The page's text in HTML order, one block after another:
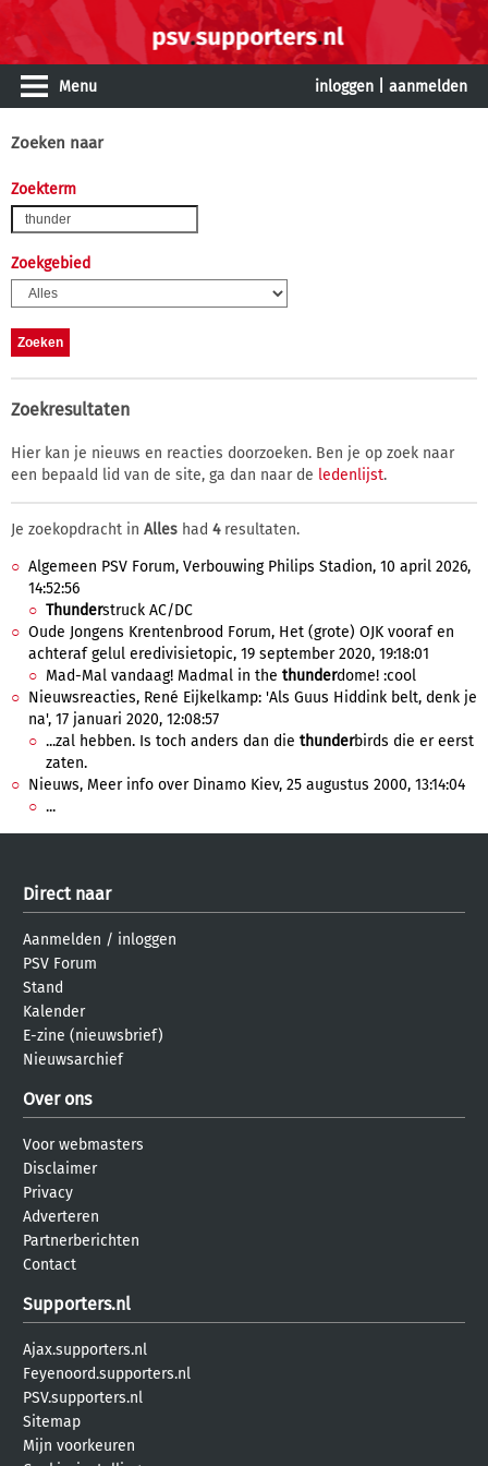
Menu inloggen aanmelden
Zoeken naar
Zoekterm
Zoekgebied
Zoekresultaten
Hier kan je nieuws en reacties doorzoeken. Ben je op zoek naar
een bepaald lid van de site, ga dan naar de ledenlijst.
Je zoekopdracht in Alles had 4resultaten.
Algemeen PSV Forum, Verbouwing Philips Stadion, 10 april 2026,
14:52:56
Thunderstruck AC/DC
Oude Jongens Krentenbrood Forum, Het (grote) OJK vooraf en
achteraf gelul eredivisietopic, 19 september 2020, 19:18:01
Mad-Mal vandaag! Madmal in the thunderdome! :cool
Nieuwsreacties, René Eijkelkamp: 'Als Guus Hiddink belt, denk je
na', 17 januari 2020, 12:08:57
...zal hebben. Is toch anders dan die thunderbirds die er eerst
zaten.
Nieuws, Meer info over Dinamo Kiev, 25 augustus 2000, 13:14:04
...
Direct naar
Aanmelden / inloggen
PSV Forum
Stand
Kalender
E-zine (nieuwsbrief)
Nieuwsarchief
Over ons
Voor webmasters
Disclaimer
Privacy
Adverteren
Partnerberichten
Contact
Supporters.nl
Ajax.supporters.nl
Feyenoord.supporters.nl
PSV.supporters.nl
Sitemap
Mijn voorkeuren